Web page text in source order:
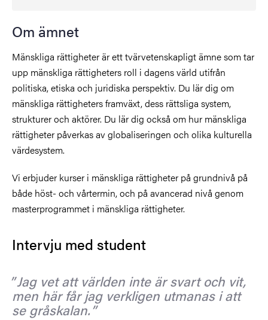
Om ämnet
Mänskliga rättigheter är ett tvärvetenskapligt ämne som tar
upp mänskliga rättigheters roll i dagens värld utifrån
politiska, etiska och juridiska perspektiv. Du lär dig om
mänskliga rättigheters framväxt, dess rättsliga system,
strukturer och aktörer. Du lär dig också om hur mänskliga
rättigheter påverkas av globaliseringen och olika kulturella
värdesystem.
Vi erbjuder kurser i mänskliga rättigheter på grundnivå på
både höst- och vårtermin, och på avancerad nivå genom
masterprogrammet i mänskliga rättigheter.
Intervju med student
Jag vet att världen inte är svart och vit,
men här får jag verkligen utmanas i att
se gråskalan.